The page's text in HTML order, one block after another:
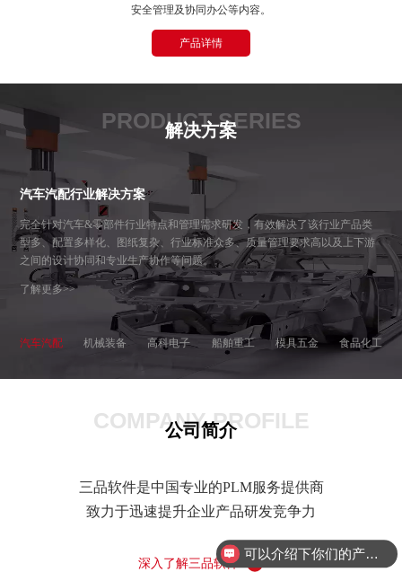
安全管理及协同办公等内容。
产品详情
PRODUCT SERIES
解决方案
汽车汽配行业解决方案
完全针对汽车&零部件行业特点和管理需求研发，有效解决了该行业产品类
型多、配置多样化、图纸复杂、行业标准众多、质量管理要求高以及上下游
之间的设计协同和专业生产协作等问题。
了解更多>>
汽车汽配 机械装备 高科电子 船舶重工 模具五金 食品化工
COMPANY PROFILE
公司简介
三品软件是中国专业的PLM服务提供商
致力于迅速提升企业产品研发竞争力
深入了解三品软件
可以介绍下你们的产品么？